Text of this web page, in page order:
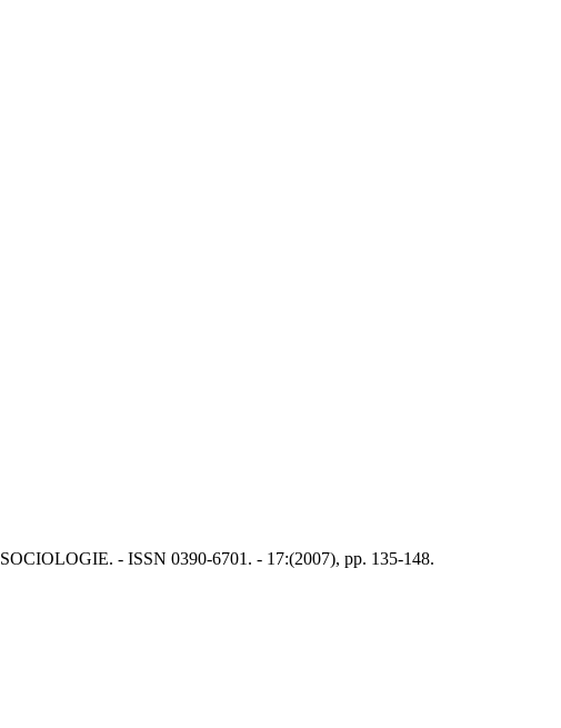
- ISSN 0390-6701. - 17:(2007), pp. 135-148.